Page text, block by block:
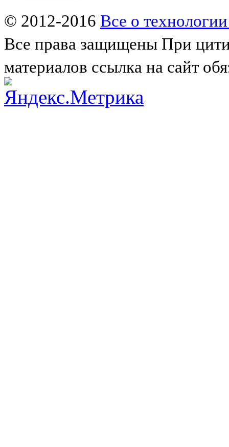
© 2012-2016 Все о
Все права защищены При
материалов ссылка на сайт